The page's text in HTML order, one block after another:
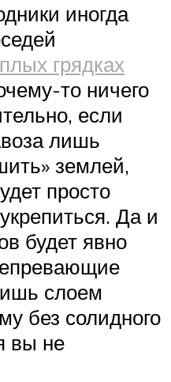
иногда
грядках
то ничего
если
лишь
землей,
просто
Да и
будет явно
слоем
без солидного
вы не